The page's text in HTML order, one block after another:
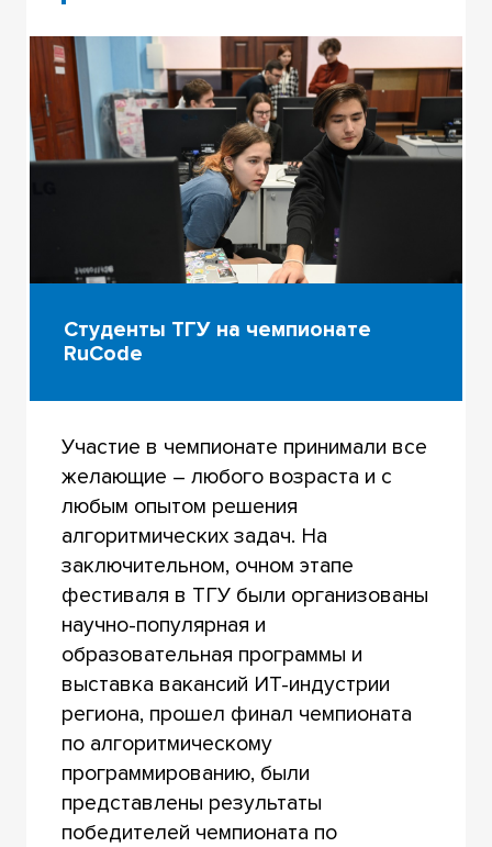
Студенты ТГУ на чемпионате
RuCode
Участие в чемпионате принимали все
желающие – любого возраста и с
любым опытом решения
алгоритмических задач. На
заключительном, очном этапе
фестиваля в ТГУ были организованы
научно-популярная и
образовательная программы и
выставка вакансий ИТ-индустрии
региона, прошел финал чемпионата
по алгоритмическому
программированию, были
представлены результаты
победителей чемпионата по